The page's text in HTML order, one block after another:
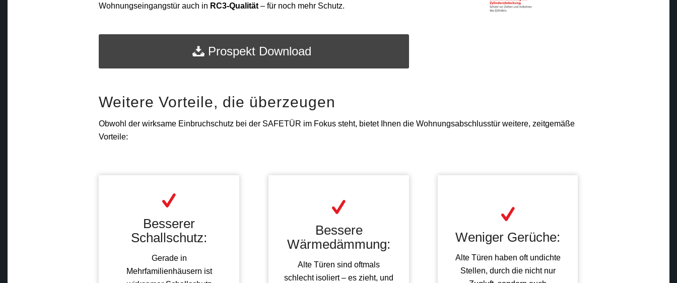
Wohnungseingangstür auch in RC3-Qualität – für noch mehr Schutz.
Prospekt Download
Weitere Vorteile, die überzeugen
Obwohl der wirksame Einbruchschutz bei der SAFETÜR im Fokus steht, bietet Ihnen die Wohnungsabschlusstür weitere, zeitgemäße
Vorteile:
Besserer
Schallschutz:
Gerade in
Mehrfamilienhäusern ist
Bessere
Wärmedämmung:
Alte Türen sind oftmals
schlecht isoliert – es zieht, und
Weniger Gerüche:
Alte Türen haben oft undichte
Stellen, durch die nicht nur